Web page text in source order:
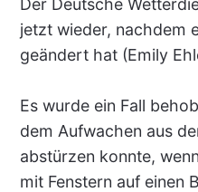
Der Deutsche
jetzt wieder, nachdem
geändert hat (Emily
Es wurde ein Fall
dem Aufwachen aus
abstürzen konnte,
mit Fenstern auf einen